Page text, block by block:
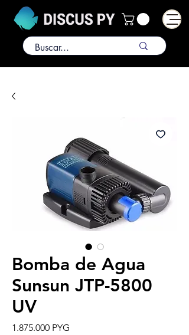
Bomba de Agua
Sunsun JTP-5800
UV
1.875.000 PYG